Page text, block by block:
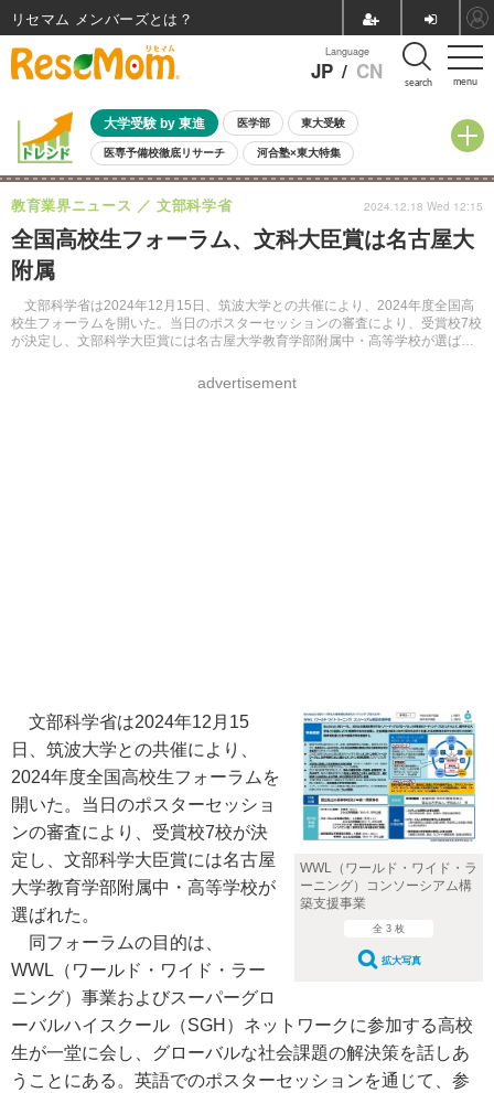
menu
Language
JP / CN search
大学受験 by 東進 医学部 東大受験
医専予備校徹底リサーチ 河合塾×東大特集
親子で考える大学選び 高校受験 中学受験 小学校受験
共通テスト 夏休み 8月開催学校説明会・相談会
8月開催イベント・WS 全国公立高校 過去問 人気記事
自由研究教材（小学生向け）
全国高校生フォーラム、文科大臣賞は名古屋大
附属
文部科学省は2024年12月15日、筑波大学との共催により、2024年度全国高
校生フォーラムを開いた。当日のポスターセッションの審査により、受賞校7校
が決定し、文部科学大臣賞には名古屋大学教育学部附属中・高等学校が選ばれ
教育業界ニュース 文部科学省
advertisement
2024.12.18 Wed 12:15
WWL（ワールド・ワイド・ラ
ーニング）コンソーシアム構
築支援事業
全 3 枚
拡大写真
文部科学省は2024年12月15
日、筑波大学との共催により、
2024年度全国高校生フォーラムを
開いた。当日のポスターセッショ
ンの審査により、受賞校7校が決
定し、文部科学大臣賞には名古屋
大学教育学部附属中・高等学校が
選ばれた。
同フォーラムの目的は、
WWL（ワールド・ワイド・ラー
ニング）事業およびスーパーグロ
ーバルハイスクール（SGH）ネットワークに参加する高校
生が一堂に会し、グローバルな社会課題の解決策を話しあ
うことにある。英語でのポスターセッションを通じて、参
リセマム メンバーズ